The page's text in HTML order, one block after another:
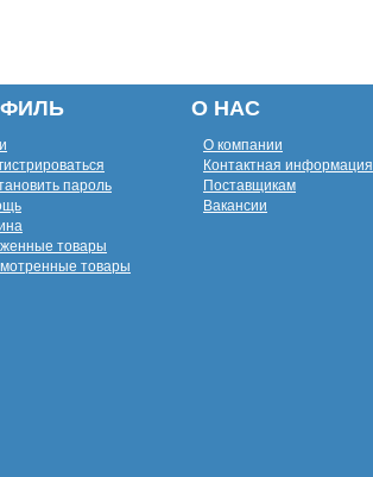
пароль
товары
товары
О НАС
О компании
Контактная информация
Поставщикам
Вакансии